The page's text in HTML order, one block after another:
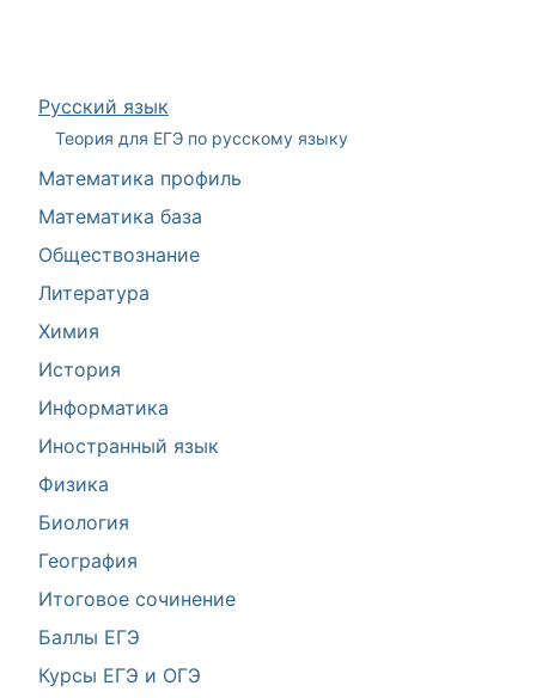
Русский язык
Теория для ЕГЭ по русскому языку
Математика профиль
Математика база
Обществознание
Литература
Химия
История
Информатика
Иностранный язык
Физика
Биология
География
Итоговое сочинение
Баллы ЕГЭ
Курсы ЕГЭ и ОГЭ